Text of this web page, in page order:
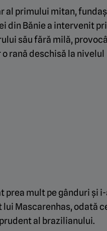
al primului mitan,
din Bănie a intervenit
său fără milă,
rană deschisă la nivelul
prea mult pe gânduri și
Mascarenhas, odată
al brazilianului.